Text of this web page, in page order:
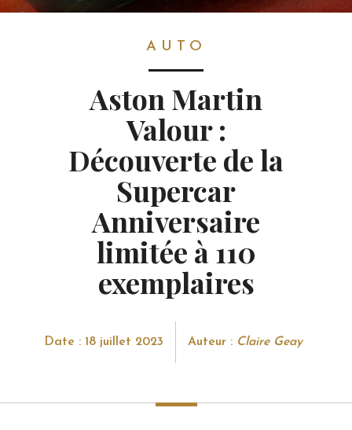
AUTO
Aston Martin
Valour :
Découverte de la
Supercar
Anniversaire
limitée à 110
exemplaires
Date : 18 juillet 2023 Auteur : Claire Geay